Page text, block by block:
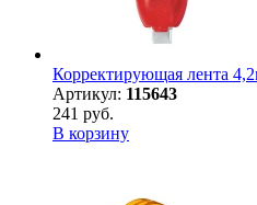
Корректирующая лента
Артикул: 115643
241 руб.
В корзину